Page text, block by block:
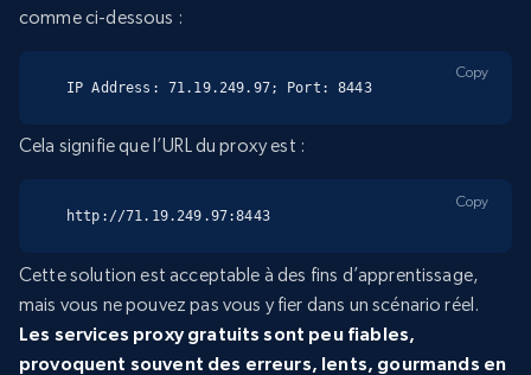
comme ci-dessous :
IP Address: 71.19.249.97; Port: 8443
Copy
Cela signifie que l’URL du proxy est :
http://71.19.249.97:8443
Copy
Cette solution est acceptable à des fins d’apprentissage,
mais vous ne pouvez pas vous y fier dans un scénario réel.
Les services proxy gratuits sont peu fiables,
provoquent souvent des erreurs, lents, gourmands en